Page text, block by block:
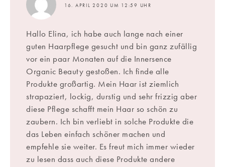
16. APRIL 2020 UM 12:59 UHR
Hallo Elina, ich habe auch lange nach einer
guten Haarpflege gesucht und bin ganz zufällig
vor ein paar Monaten auf die Innersence
Organic Beauty gestoßen. Ich finde alle
Produkte großartig. Mein Haar ist ziemlich
strapaziert, lockig, durstig und sehr frizzig aber
diese Pflege schafft mein Haar so schön zu
zaubern. Ich bin verliebt in solche Produkte die
das Leben einfach schöner machen und
empfehle sie weiter. Es freut mich immer wieder
zu lesen dass auch diese Produkte andere